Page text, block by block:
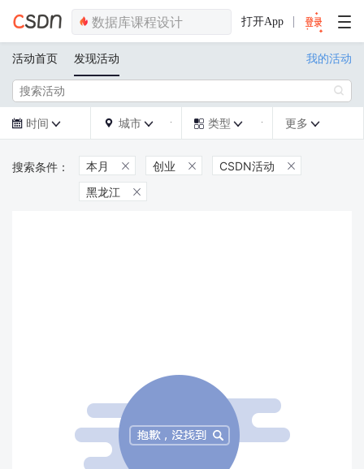
打开App
活动首页 发现活动 我的活动

 时间   城市   类型  更多 
本月  创业  CSDN活动 
黑龙江 